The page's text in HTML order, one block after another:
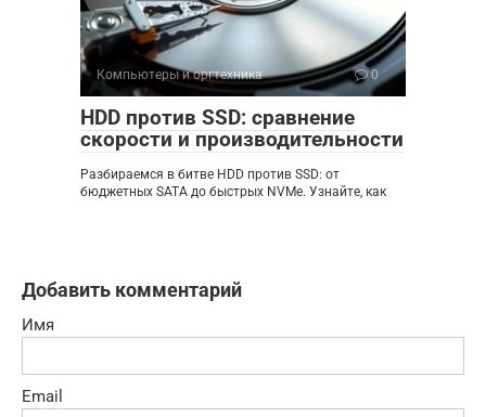
Компьютеры и оргтехника 0
HDD против SSD: сравнение
скорости и производительности
Разбираемся в битве HDD против SSD: от
бюджетных SATA до быстрых NVMe. Узнайте, как
Добавить комментарий
Имя
Email